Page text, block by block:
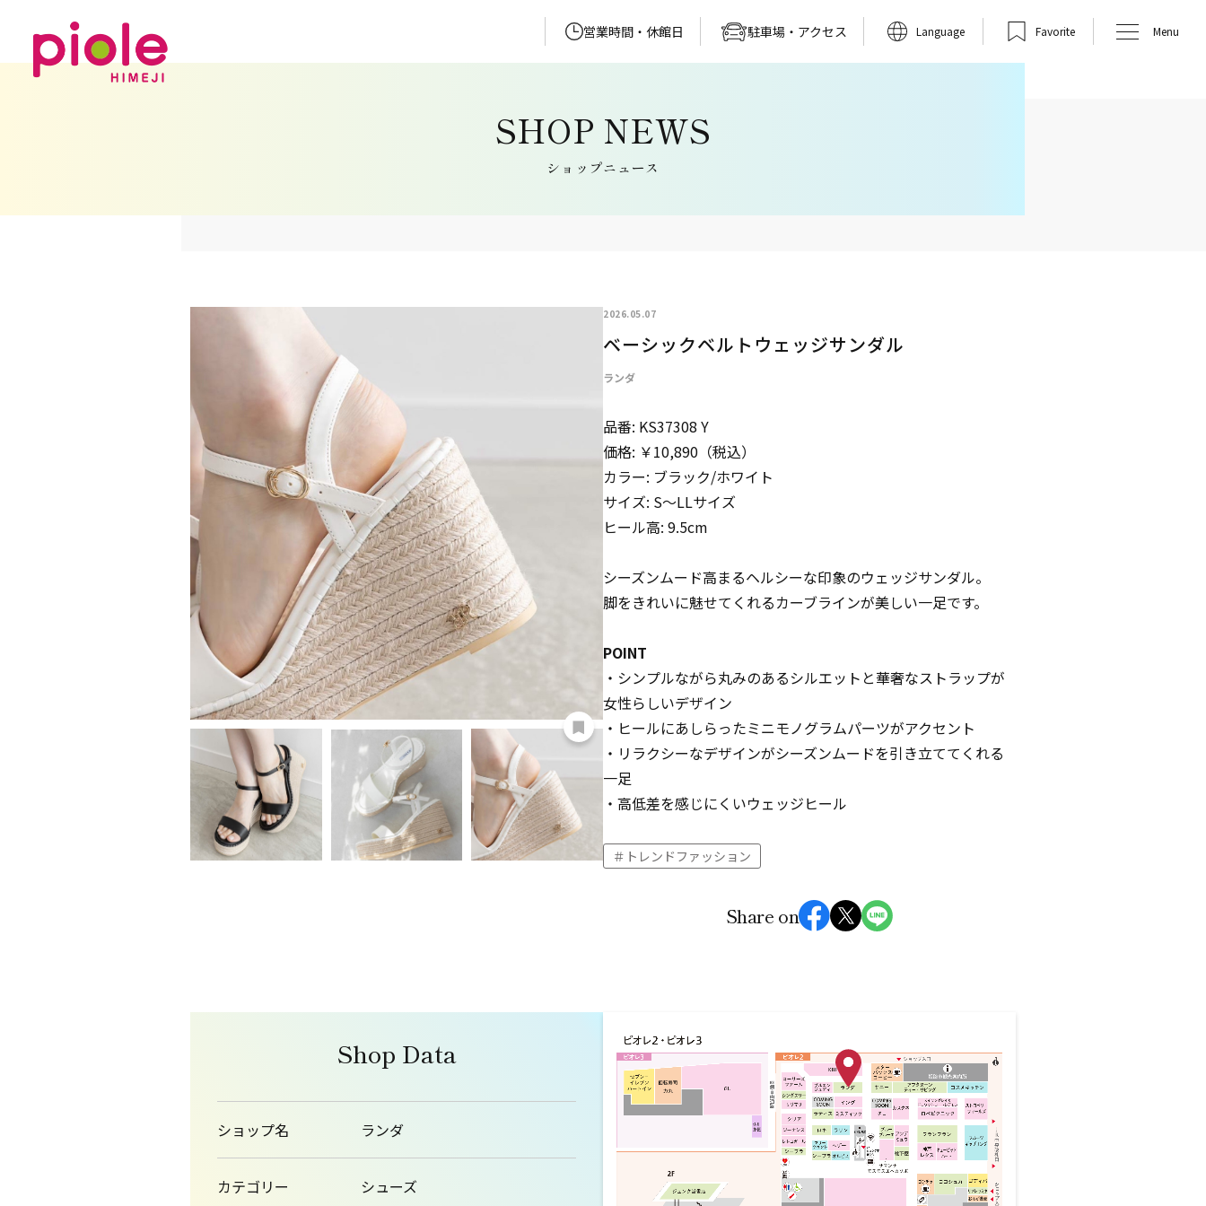
営業時間・休館日 駐車場・アクセス Favorite
Language Menu
ショップニュース
2026.05.07
ベーシックベルトウェッジサンダル
ランダ
品番: KS37308 Y
価格: ￥10,890（税込）
カラー: ブラック/ホワイト
サイズ: S〜LLサイズ
ヒール高: 9.5cm
シーズンムード高まるヘルシーな印象のウェッジサンダル。
脚をきれいに魅せてくれるカーブラインが美しい一足です。
POINT
・シンプルながら丸みのあるシルエットと華奢なストラップが
女性らしいデザイン
・ヒールにあしらったミニモノグラムパーツがアクセント
・リラクシーなデザインがシーズンムードを引き立ててくれる
一足
・高低差を感じにくいウェッジヒール
トレンドファッション
Share on
Shop Data
ショップ名 ランダ
カテゴリー シューズ